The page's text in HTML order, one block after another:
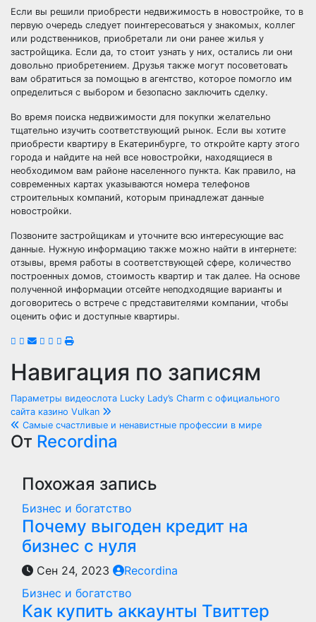
Если вы решили приобрести недвижимость в новостройке, то в
первую очередь следует поинтересоваться у знакомых, коллег
или родственников, приобретали ли они ранее жилья у
застройщика. Если да, то стоит узнать у них, остались ли они
довольно приобретением. Друзья также могут посоветовать
вам обратиться за помощью в агентство, которое помогло им
определиться с выбором и безопасно заключить сделку.
Во время поиска недвижимости для покупки желательно
тщательно изучить соответствующий рынок. Если вы хотите
приобрести квартиру в Екатеринбурге, то откройте карту этого
города и найдите на ней все новостройки, находящиеся в
необходимом вам районе населенного пункта. Как правило, на
современных картах указываются номера телефонов
строительных компаний, которым принадлежат данные
новостройки.
Позвоните застройщикам и уточните всю интересующие вас
данные. Нужную информацию также можно найти в интернете:
отзывы, время работы в соответствующей сфере, количество
построенных домов, стоимость квартир и так далее. На основе
полученной информации отсейте неподходящие варианты и
договоритесь о встрече с представителями компании, чтобы
оценить офис и доступные квартиры.
Навигация по записям
Параметры видеослота Lucky Lady’s Charm с официального
сайта казино Vulkan
Самые счастливые и ненавистные профессии в мире
От Recordina
Похожая запись
Бизнес и богатство
Почему выгоден кредит на
бизнес с нуля
Сен 24, 2023
Recordina
Бизнес и богатство
Как купить аккаунты Твиттер